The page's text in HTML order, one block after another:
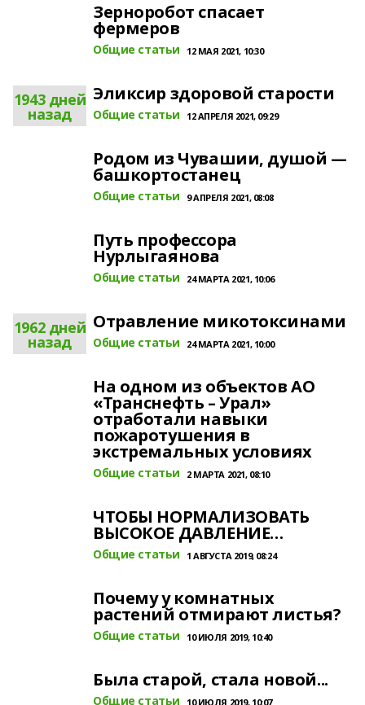
Зерноробот спасает
фермеров
Общие статьи 12 МАЯ 2021, 10:30
1943 дней
назад
Эликсир здоровой старости
Общие статьи 12 АПРЕЛЯ 2021, 09:29
Родом из Чувашии, душой —
башкортостанец
Общие статьи 9 АПРЕЛЯ 2021, 08:08
Путь профессора
Нурлыгаянова
Общие статьи 24 МАРТА 2021, 10:06
1962 дней
назад
Отравление микотоксинами
Общие статьи 24 МАРТА 2021, 10:00
На одном из объектов АО
«Транснефть – Урал»
отработали навыки
пожаротушения в
экстремальных условиях
Общие статьи 2 МАРТА 2021, 08:10
ЧТОБЫ НОРМАЛИЗОВАТЬ
ВЫСОКОЕ ДАВЛЕНИЕ…
Общие статьи 1 АВГУСТА 2019, 08:24
Почему у комнатных
растений отмирают листья?
Общие статьи 10 ИЮЛЯ 2019, 10:40
Была старой, стала новой...
Общие статьи 10 ИЮЛЯ 2019, 10:07